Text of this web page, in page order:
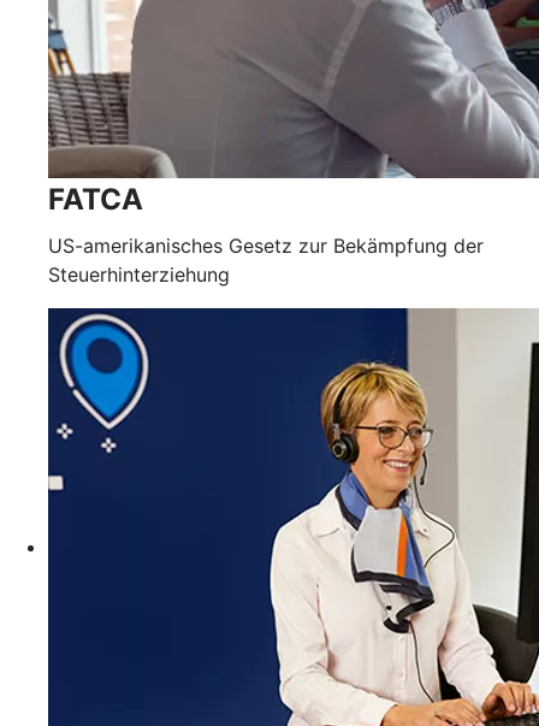
FATCA
US-amerikanisches Gesetz zur Bekämpfung der
Steuerhinterziehung